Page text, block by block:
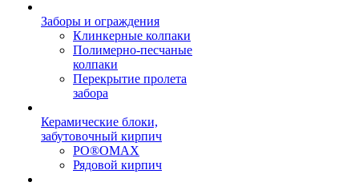
Заборы и ограждения
Клинкерные колпаки
Полимерно-песчаные
колпаки
Перекрытие пролета
забора
Керамические блоки,
забутовочный кирпич
PO®OMAX
Рядовой кирпич